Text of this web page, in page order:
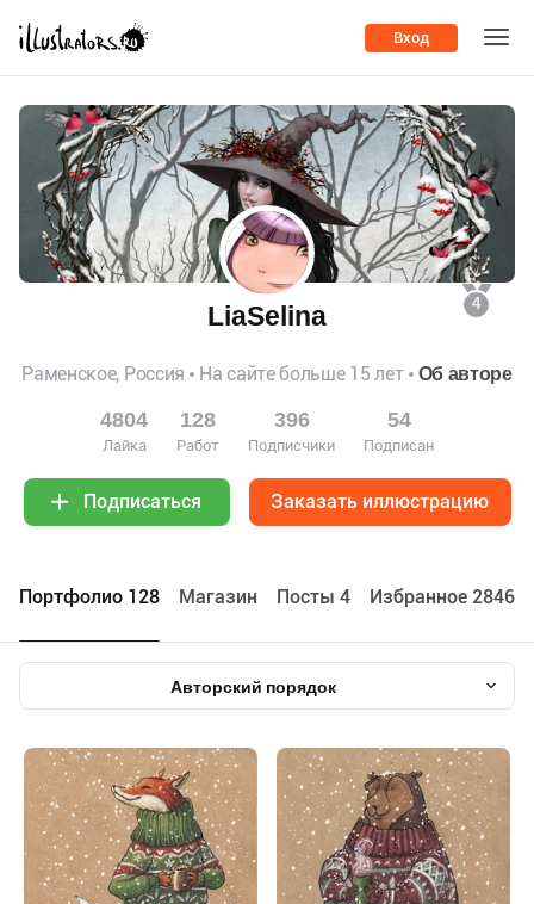
Вход
4
LiaSelina
Раменское, Россия На сайте больше 15 лет Об авторе
4804
Лайка
128
Работ
396
Подписчики
54
Подписан
Подписаться Заказать иллюстрацию
Портфолио 128 Maгазин Посты 4 Избранное 2846
Авторский порядок